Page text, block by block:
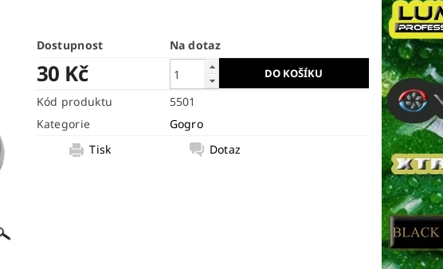
Dostupnost Na dotaz
30 Kč
Kód produktu
5501
Kategorie
Gogro
Tisk
Dotaz